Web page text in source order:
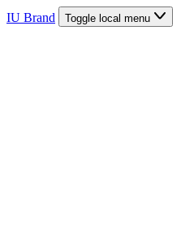
IU Brand Toggle local menu